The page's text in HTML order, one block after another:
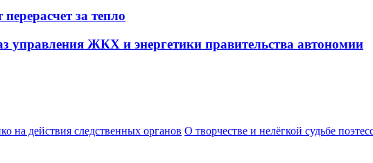
за тепло
управления ЖКХ и энергетики правительства автономии
на действия следственных органов О творчестве и нелёгкой судьбе